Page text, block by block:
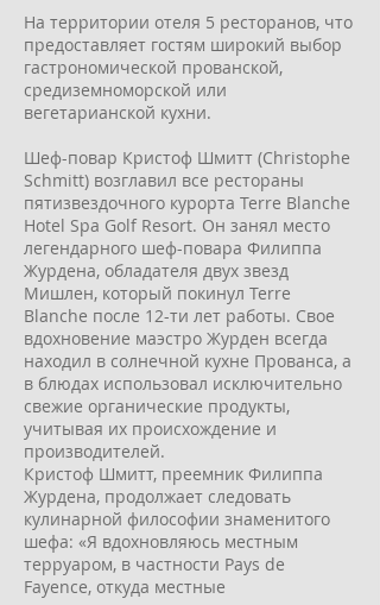
На территории отеля 5 ресторанов, что
предоставляет гостям широкий выбор
гастрономической прованской,
средиземноморской или
вегетарианской кухни.
Шеф-повар Кристоф Шмитт (Christophe
Schmitt) возглавил все рестораны
пятизвездочного курорта Terre Blanche
Hotel Spa Golf Resort. Он занял место
легендарного шеф-повара Филиппа
Журдена, обладателя двух звезд
Мишлен, который покинул Terre
Blanche после 12-ти лет работы. Свое
вдохновение маэстро Журден всегда
находил в солнечной кухне Прованса, а
в блюдах использовал исключительно
свежие органические продукты,
учитывая их происхождение и
производителей.
Кристоф Шмитт, преемник Филиппа
Журдена, продолжает следовать
кулинарной философии знаменитого
шефа: «Я вдохновляюсь местным
терруаром, в частности Pays de
Fayence, откуда местные